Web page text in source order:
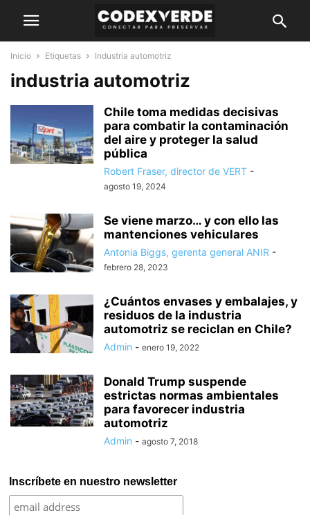
Inicio Etiquetas Industria automotriz
industria automotriz
Chile toma medidas decisivas
para combatir la contaminación
del aire y proteger la salud
pública
Robert Fraser, director de VERT -
agosto 19, 2024
Se viene marzo… y con ello las
mantenciones vehiculares
Antonia Biggs, gerenta general ANIR -
febrero 28, 2023
¿Cuántos envases y embalajes, y
residuos de la industria
automotriz se reciclan en Chile?
Admin - enero 19, 2022
Donald Trump suspende
estrictas normas ambientales
para favorecer industria
automotriz
Admin - agosto 7, 2018
Inscríbete en nuestro newsletter